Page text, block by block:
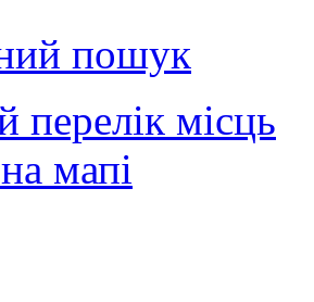
пошук
перелік місць
мапі